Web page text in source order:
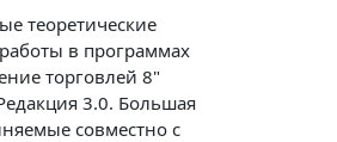
теоретические
в программах
торговлей 8"
3.0. Большая
совместно с